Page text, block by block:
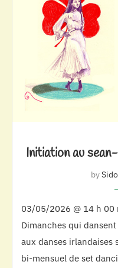
Initiation au
bySido
03/05/2026 @ 14 h 00
Dimanches qui
aux danses irlandaises
bi-mensuel de set